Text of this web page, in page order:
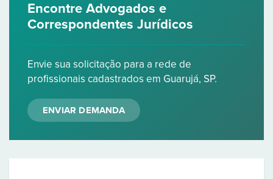
Encontre Advogados e
Correspondentes Jurídicos
Envie sua solicitação para a rede de
profissionais cadastrados em Guarujá, SP.
ENVIAR DEMANDA